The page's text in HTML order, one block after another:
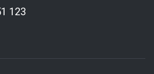
123